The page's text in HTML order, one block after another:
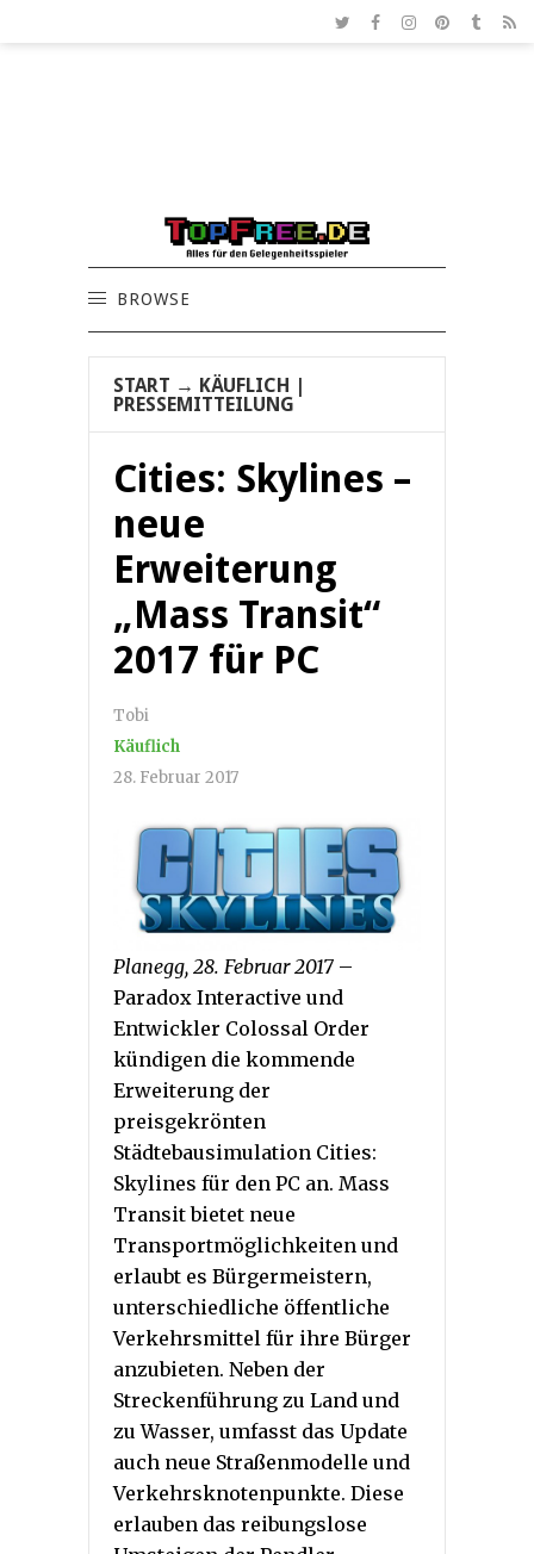
BROWSE
START → KÄUFLICH
PRESSEMITTEILUNG
Cities: Skylines –
neue
Erweiterung
„Mass Transit“
2017 für PC
Tobi
Käuflich
28. Februar 2017
Planegg, 28. Februar 2017 –
Paradox Interactive und
Entwickler Colossal Order
kündigen die kommende
Erweiterung der
preisgekrönten
Städtebausimulation Cities:
Skylines für den PC an. Mass
Transit bietet neue
Transportmöglichkeiten und
erlaubt es Bürgermeistern,
unterschiedliche öffentliche
Verkehrsmittel für ihre Bürger
anzubieten. Neben der
Streckenführung zu Land und
zu Wasser, umfasst das Update
auch neue Straßenmodelle und
Verkehrsknotenpunkte. Diese
erlauben das reibungslose